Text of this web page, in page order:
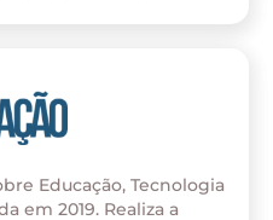
Educação, Tecnologia
em 2019. Realiza a